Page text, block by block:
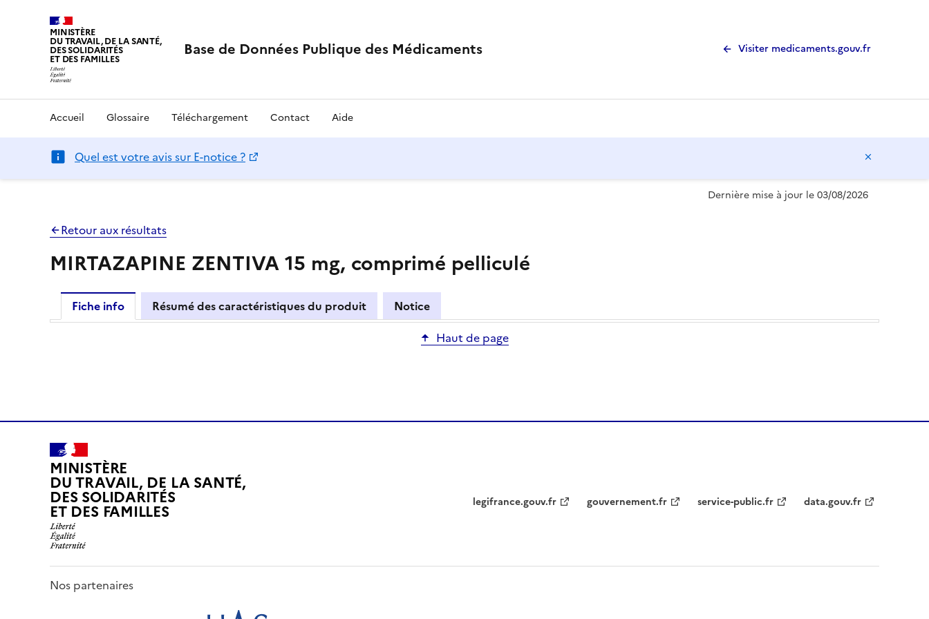
MINISTÈRE
DU TRAVAIL, DE LA SANTÉ,
DES SOLIDARITÉS
ET DES FAMILLES Base de Données Publique des Médicaments Visiter medicaments.gouv.fr
Accueil Glossaire Téléchargement Contact Aide
Quel est votre avis sur E-notice ?
Dernière mise à jour le 03/08/2026
Retour aux résultats
MIRTAZAPINE ZENTIVA 15 mg, comprimé pelliculé
Fiche info Résumé des caractéristiques du produit
Notice
Haut de page
MINISTÈRE
DU TRAVAIL, DE LA SANTÉ,
DES SOLIDARITÉS
ET DES FAMILLES legifrance.gouv.fr gouvernement.fr service-public.fr data.gouv.fr
Nos partenaires